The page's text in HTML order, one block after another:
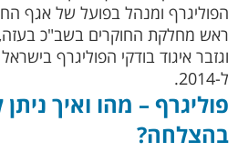
הפוליגרף ומנהל בפועל של אגף
ראש מחלקת החוקרים בשב"כ בעזה,
ל-2014.
פוליגרף – מהו ואיך
בהצלחה?